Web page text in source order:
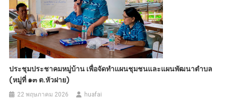
ประชุมประชาคมหมู่บ้าน เพื่อจัดทำแผนชุมชนและแผนพัฒนาตำบล
(หมู่ที่ ๑๓ ต.หัวฝาย)
22 พฤษภาคม 2026 huafai